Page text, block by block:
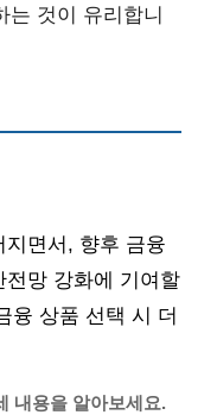
는 것이 유리합니
면서, 향후 금융
망 강화에 기여할
융 상품 선택 시 더
내용을 알아보세요.